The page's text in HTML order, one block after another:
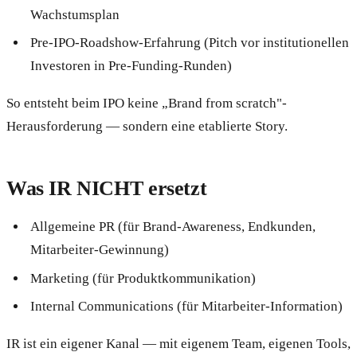
Wachstumsplan
Pre-IPO-Roadshow-Erfahrung (Pitch vor institutionellen
Investoren in Pre-Funding-Runden)
So entsteht beim IPO keine „Brand from scratch"-
Herausforderung — sondern eine etablierte Story.
Was IR NICHT ersetzt
Allgemeine PR (für Brand-Awareness, Endkunden,
Mitarbeiter-Gewinnung)
Marketing (für Produktkommunikation)
Internal Communications (für Mitarbeiter-Information)
IR ist ein eigener Kanal — mit eigenem Team, eigenen Tools,